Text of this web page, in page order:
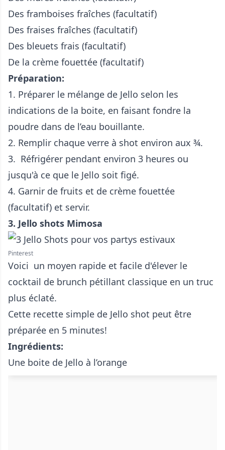
Des framboises fraîches (facultatif)
Des fraises fraîches (facultatif)
Des bleuets frais (facultatif)
De la crème fouettée (facultatif)
Préparation:
1. Préparer le mélange de Jello selon les
indications de la boite, en faisant fondre la
poudre dans de l’eau bouillante.
2. Remplir chaque verre à shot environ aux ¾.
3. Réfrigérer pendant environ 3 heures ou
jusqu'à ce que le Jello soit figé.
4. Garnir de fruits et de crème fouettée
(facultatif) et servir.
3. Jello shots Mimosa
Pinterest
Voici un moyen rapide et facile d'élever le
cocktail de brunch pétillant classique en un truc
plus éclaté.
Cette recette simple de Jello shot peut être
préparée en 5 minutes!
Ingrédients:
Une boite de Jello à l’orange